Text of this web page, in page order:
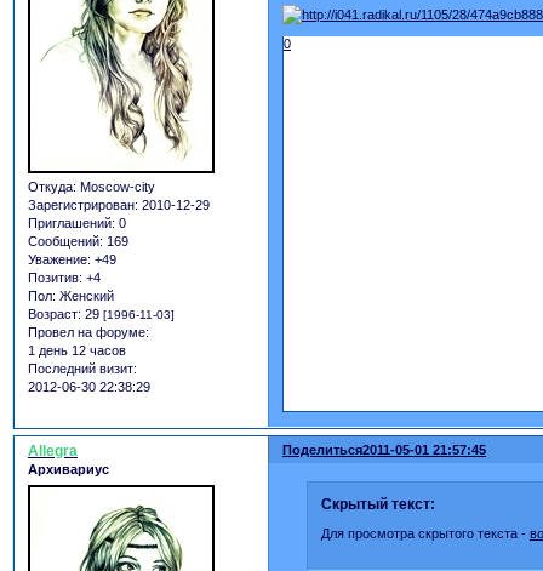
Откуда: Moscow-city
Зарегистрирован: 2010-12-29
Приглашений: 0
Сообщений: 169
Уважение: +49
Позитив: +4
Пол: Женский
Возраст: 29 [1996-11-03]
Провел на форуме:
1 день 12 часов
Последний визит:
2012-06-30 22:38:29
0
Поделиться2011-05-01 21:57:45
Allegra
Архивариус
Скрытый текст:
Для просмотра скрытого текста -